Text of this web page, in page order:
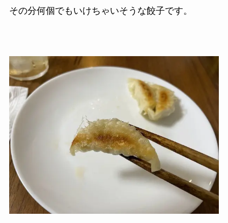
その分何個でもいけちゃいそうな餃子です。